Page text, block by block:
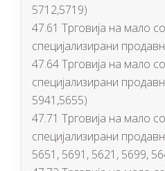
5712,5719)
47.61 Трговија на мало
специјализирани
47.64 Трговија на мало
специјализирани
5941,5655)
47.71 Трговија на мало
специјализирани
5651, 5691, 5621, 5699,